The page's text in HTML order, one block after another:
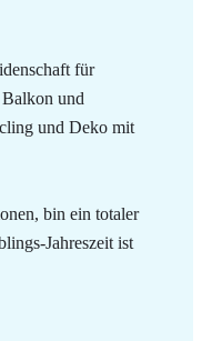
für
Balkon und
und Deko mit
bin ein totaler
Jahreszeit ist